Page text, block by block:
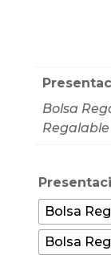
Bolsa
Bolsa
Bolsa